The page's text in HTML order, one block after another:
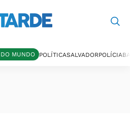
DO MUNDO POLÍTICASALVADORPOLÍCIA